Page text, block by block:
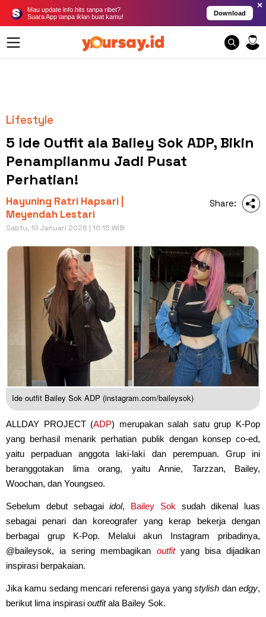
Mau update info hits tanpa ribet?
Suara App tanpa iklan buat kamu!
Download
×
Lifestyle
5 Ide Outfit ala Bailey Sok ADP, Bikin
Penampilanmu Jadi Pusat
Perhatian!
Hayuning Ratri Hapsari |
Meyendah Lestari
Sabtu, 10 Januari 2026 | 10:15 WIB
Share:
Ide outfit Bailey Sok ADP (instagram.com/baileysok)
ALLDAY PROJECT (ADP) merupakan salah satu grup K-Pop
yang berhasil menarik perhatian publik dengan konsep co-ed,
yaitu perpaduan anggota laki-laki dan perempuan. Grup ini
beranggotakan lima orang, yaitu Annie, Tarzzan, Bailey,
Woochan, dan Youngseo.
Sebelum debut sebagaiidol, Bailey Sok sudah dikenal luas
sebagai penari dan koreografer yang kerap bekerja dengan
berbagai grup K-Pop. Melalui akun Instagram pribadinya,
@baileysok, ia sering membagikan outfityang bisa dijadikan
inspirasi berpakaian.
Jika kamu sedang mencari referensi gaya yangstylish danedgy,
berikut lima inspirasi outfitala Bailey Sok.